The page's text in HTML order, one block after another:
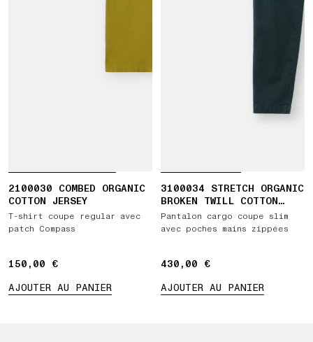
2100030 COMBED ORGANIC
COTTON JERSEY
T-shirt coupe regular avec
patch Compass
150,00 €
150,00 €
AJOUTER AU PANIER
3100034 STRETCH ORGANIC
BROKEN TWILL COTTON
'OLD' EFFECT
Pantalon cargo coupe slim
avec poches mains zippées
430,00 €
430,00 €
AJOUTER AU PANIER